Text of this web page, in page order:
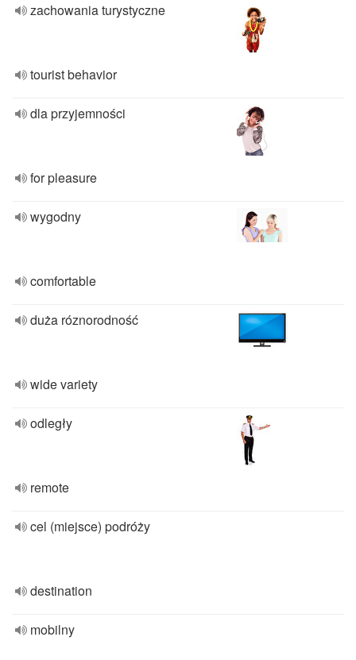
zachowania turystyczne
tourist behavior
dla przyjemności
for pleasure
wygodny
comfortable
duża róznorodność
wide variety
odległy
remote
cel (miejsce) podróży
destination
mobilny